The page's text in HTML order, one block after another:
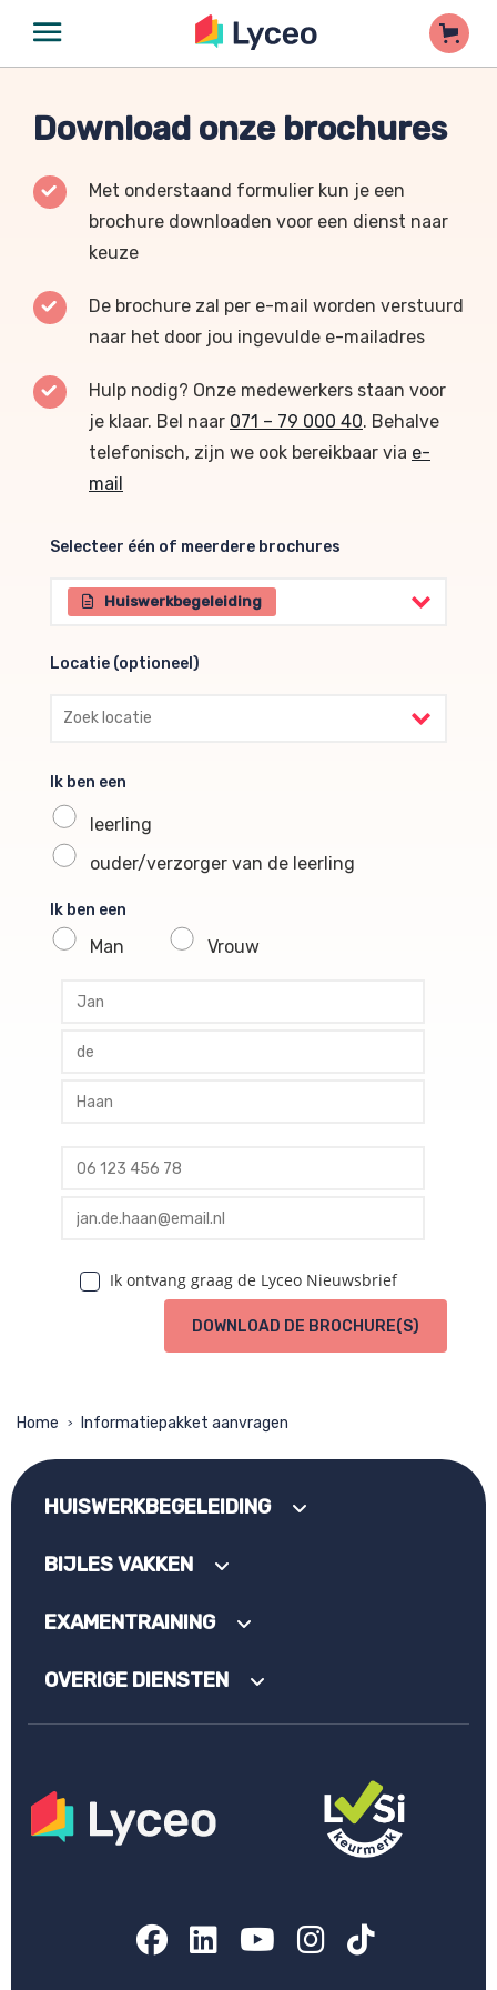
Download onze brochures
Met onderstaand formulier kun je een
brochure downloaden voor een dienst naar
keuze
De brochure zal per e-mail worden verstuurd
naar het door jou ingevulde e-mailadres
Hulp nodig? Onze medewerkers staan voor
je klaar. Bel naar 071 – 79 000 40. Behalve
telefonisch, zijn we ook bereikbaar via e-
mail
Selecteer één of meerdere brochures
Selecteer één of meerdere brochures
Huiswerkbegeleiding
Locatie (optioneel)
Locatie (optioneel)
Ik ben een
leerling
ouder/verzorger van de leerling
Ik ben een
Man Vrouw
profile voornaam
profile tussenvoegsel
profile achternaam
profile telefoon
profile email
Ik ontvang graag de Lyceo Nieuwsbrief
DOWNLOAD DE BROCHURE(S)
Home > Informatiepakket aanvragen
HUISWERKBEGELEIDING
BIJLES VAKKEN
EXAMENTRAINING
OVERIGE DIENSTEN
Facebook
LinkedIn
YouTube
Instagram
TikTok